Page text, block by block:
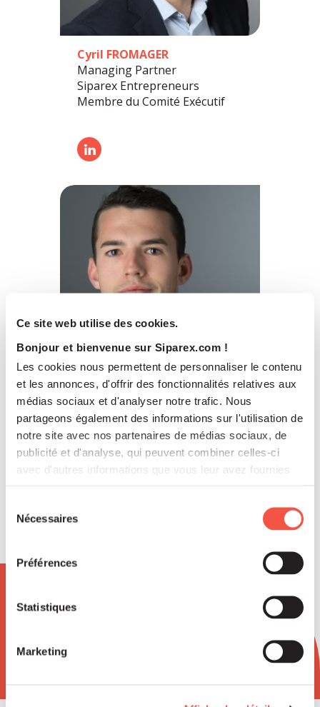
Ce site web utilise des cookies.
Bonjour et bienvenue sur Siparex.com !
Les cookies nous permettent de personnaliser le contenu
et les annonces, d'offrir des fonctionnalités relatives aux
médias sociaux et d'analyser notre trafic. Nous
partageons également des informations sur l'utilisation de
notre site avec nos partenaires de médias sociaux, de
publicité et d'analyse, qui peuvent combiner celles-ci
avec d'autres informations que vous leur avez fournies
Nécessaires
Préférences
Statistiques
Marketing
Cyril FROMAGER
Managing Partner
Siparex Entrepreneurs
Membre du Comité Exécutif
Théo MAUPIN
Senior Associate Siparex
Entrepreneurs (Lyon)
Newsletter